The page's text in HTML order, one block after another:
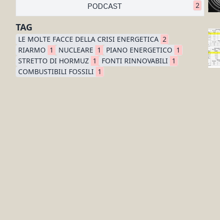
PODCAST 2
TAG
LE MOLTE FACCE DELLA CRISI ENERGETICA 2
RIARMO 1 NUCLEARE 1 PIANO ENERGETICO 1
STRETTO DI HORMUZ 1 FONTI RINNOVABILI 1
COMBUSTIBILI FOSSILI 1